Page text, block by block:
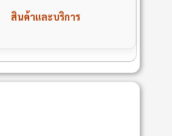
สินค้าและบริการ